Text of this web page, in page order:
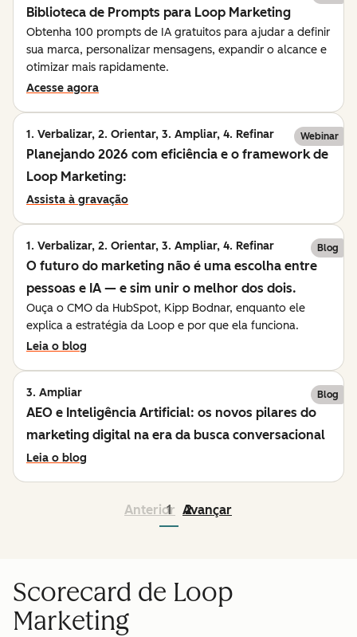
Biblioteca de Prompts para Loop Marketing
Obtenha 100 prompts de IA gratuitos para ajudar a definir
sua marca, personalizar mensagens, expandir o alcance e
otimizar mais rapidamente.
Acesse agora
1. Verbalizar, 2. Orientar, 3. Ampliar, 4. Refinar Webinar
Planejando 2026 com eficiência e o framework de
Loop Marketing:
Assista à gravação
1. Verbalizar, 2. Orientar, 3. Ampliar, 4. Refinar Blog
O futuro do marketing não é uma escolha entre
pessoas e IA — e sim unir o melhor dos dois.
Ouça o CMO da HubSpot, Kipp Bodnar, enquanto ele
explica a estratégia da Loop e por que ela funciona.
Leia o blog
3. Ampliar Blog
AEO e Inteligência Artificial: os novos pilares do
marketing digital na era da busca conversacional
Leia o blog
Anterior
1 2
Avançar
Scorecard de Loop
Marketing